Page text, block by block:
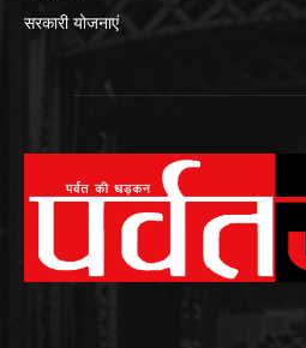
सरकारी योजनाएं